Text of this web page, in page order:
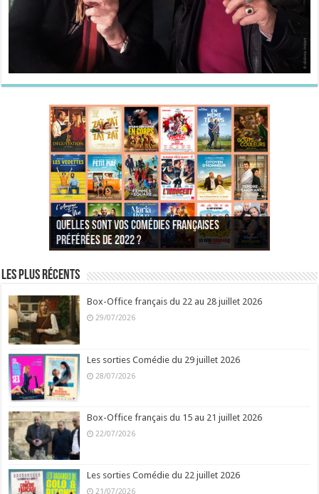
Quelles sont vos comédies françaises
préférées de 2022 ?
Quel est votre personnage préféré du Père
Noël est une ordure ?
Quelles sont vos comédies françaises
préférées de 2021 ?
Quel est votre « Gendarme » préféré ?
Quels sont vos 3 comédies de Jean-Marie Poiré
préférées ?
Quel est votre « Tati » préféré ?
Quel est votre « bronzé » préféré ?
Les plus récents
Box-Office français du 22 au 28 juillet 2026
29/07/2026
Les sorties Comédie du 29 juillet 2026
28/07/2026
Box-Office français du 15 au 21 juillet 2026
22/07/2026
Les sorties Comédie du 22 juillet 2026
21/07/2026